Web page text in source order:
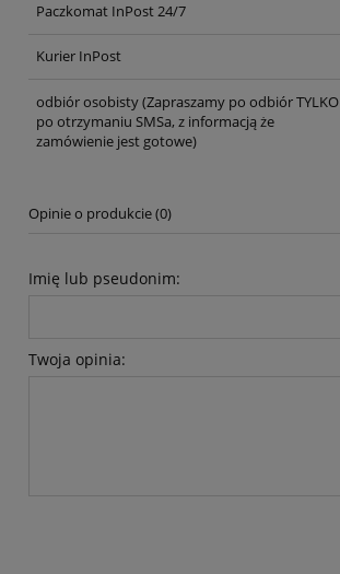
Paczkomat InPost 24/7
Kurier InPost
odbiór osobisty(Zapraszamy po odbiór TYLKO
po otrzymaniu SMSa, z informacją że
zamówienie jest gotowe)
Opinie o produkcie (0)
Imię lub pseudonim:
Twoja opinia: